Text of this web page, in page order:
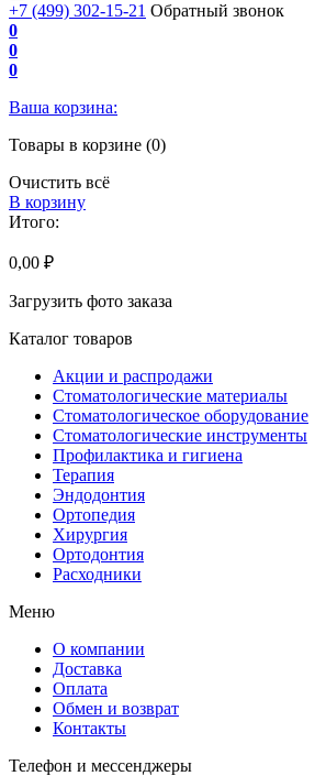
+7 (499) 302-15-21 Обратный звонок
0
0
0
Ваша корзина:
Товары в корзине (0)
Очистить всё
В корзину
Итого:
0,00 ₽
Загрузить фото заказа
Каталог товаров
Акции и распродажи
Стоматологические материалы
Стоматологическое оборудование
Стоматологические инструменты
Профилактика и гигиена
Терапия
Эндодонтия
Ортопедия
Хирургия
Ортодонтия
Расходники
Меню
О компании
Доставка
Оплата
Обмен и возврат
Контакты
Телефон и мессенджеры